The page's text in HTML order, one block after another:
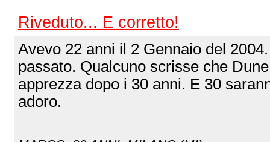
Riveduto... E corretto!
Avevo 22 anni il 2 Gennaio del
passato. Qualcuno scrisse che
apprezza dopo i 30 anni. E 30
adoro.